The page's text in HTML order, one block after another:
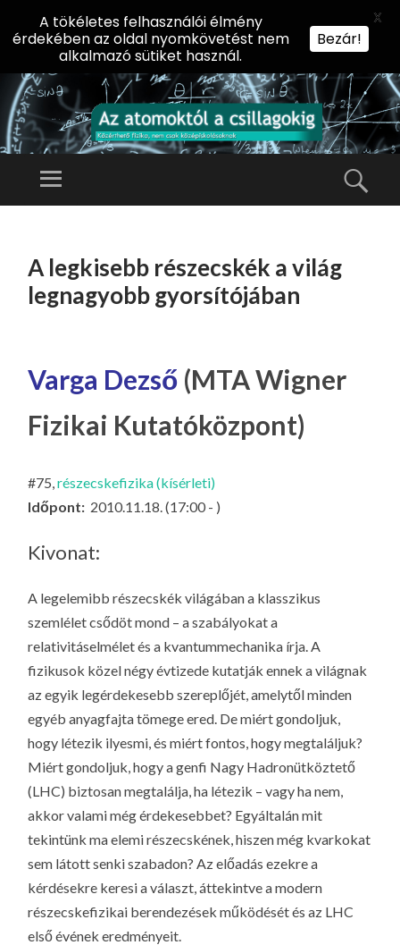
AZ
KT
Ó
CS
IL
LA
G
Előadássorozat
Természettudományi
Kar Fizikai
Menü
TARTALOMHOZ
A legkisebb részecskék a világ
legnagyobb gyorsítójában
Varga Dezső (MTA Wigner
Fizikai Kutatóközpont)
#75,részecskefizika (kísérleti)
Időpont: 2010.11.18. (17:00 - )
Kivonat:
A legelemibb részecskék világában a klasszikus
szemlélet csődöt mond – a szabályokat a
relativitáselmélet és a kvantummechanika írja. A
fizikusok közel négy évtizede kutatják ennek a világnak
az egyik legérdekesebb szereplőjét, amelytől minden
egyéb anyagfajta tömege ered. De miért gondoljuk,
hogy létezik ilyesmi, és miért fontos, hogy megtaláljuk?
Miért gondoljuk, hogy a genfi Nagy Hadronütköztető
(LHC) biztosan megtalálja, ha létezik – vagy ha nem,
akkor valami még érdekesebbet? Egyáltalán mit
tekintünk ma elemi részecskének, hiszen még kvarkokat
sem látott senki szabadon? Az előadás ezekre a
kérdésekre keresi a választ, áttekintve a modern
részecskefizikai berendezések működését és az LHC
első évének eredményeit.
A tökéletes felhasználói élmény
érdekében az oldal nyomkövetést nem
alkalmazó sütiket használ.
Bezár!
X